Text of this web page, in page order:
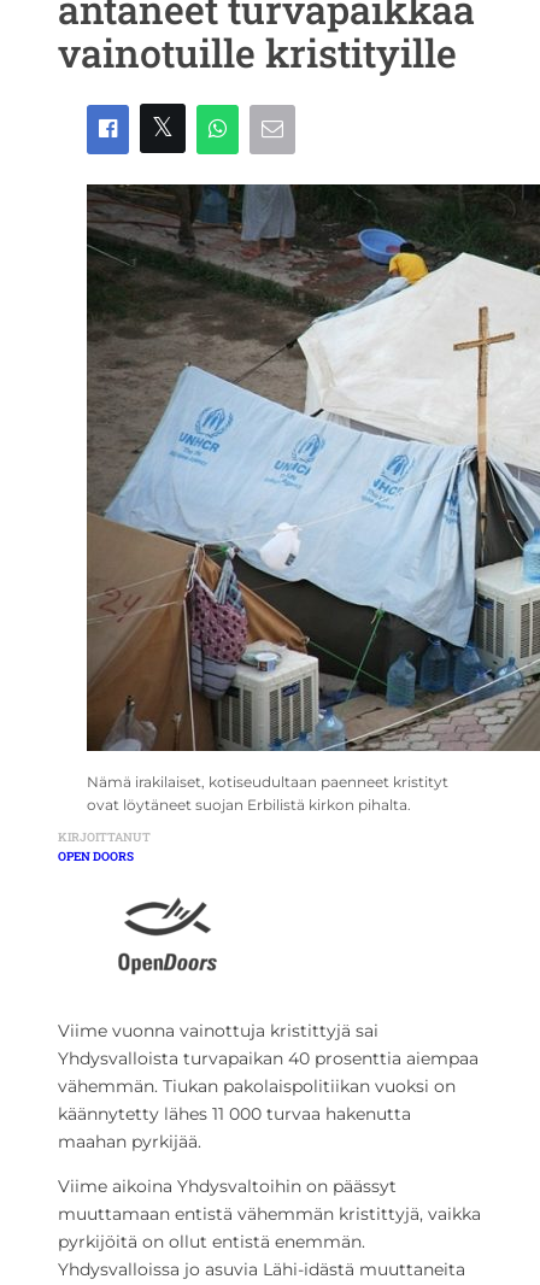
vainotuille kristityille
Nämä irakilaiset, kotiseudultaan paenneet kristityt
ovat löytäneet suojan Erbilistä kirkon pihalta.
KIRJOITTANUT
OPEN DOORS
Viime vuonna vainottuja kristittyjä sai
Yhdysvalloista turvapaikan 40 prosenttia aiempaa
vähemmän. Tiukan pakolaispolitiikan vuoksi on
käännytetty lähes 11 000 turvaa hakenutta
maahan pyrkijää.
Viime aikoina Yhdysvaltoihin on päässyt
muuttamaan entistä vähemmän kristittyjä, vaikka
pyrkijöitä on ollut entistä enemmän.
Yhdysvalloissa jo asuvia Lähi-idästä muuttaneita